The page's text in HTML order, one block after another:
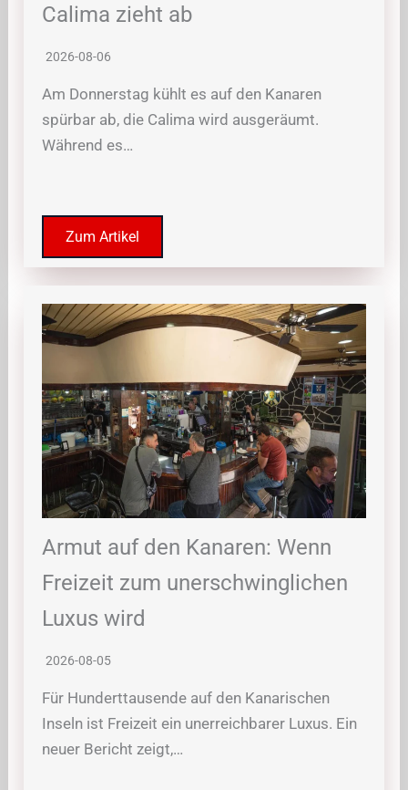
Calima zieht ab
2026-08-06
Am Donnerstag kühlt es auf den Kanaren
spürbar ab, die Calima wird ausgeräumt.
Während es…
Zum Artikel
Armut auf den Kanaren: Wenn
Freizeit zum unerschwinglichen
Luxus wird
2026-08-05
Für Hunderttausende auf den Kanarischen
Inseln ist Freizeit ein unerreichbarer Luxus. Ein
neuer Bericht zeigt,…